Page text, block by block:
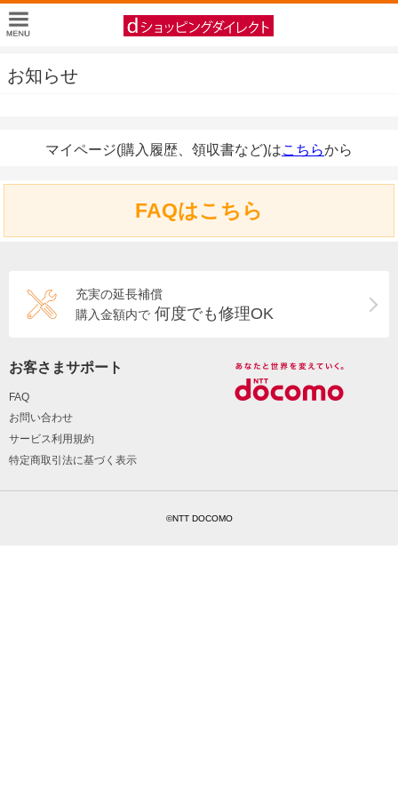
お知らせ
マイページ(購入履歴、領収書など)はこちらから
FAQはこちら
充実の延長補償
購入金額内で 何度でも修理OK
お客さまサポート
FAQ
お問い合わせ
サービス利用規約
特定商取引法に基づく表示
©NTT DOCOMO